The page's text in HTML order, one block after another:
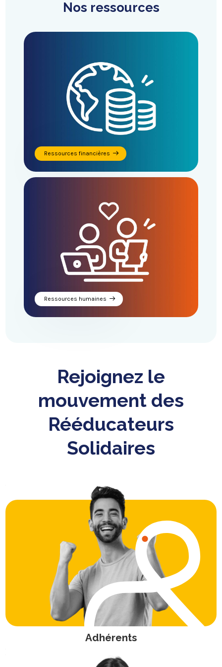
Nos ressources
Ressources financières
Ressources humaines
Rejoignez le
mouvement des
Rééducateurs
Solidaires
Adhérents